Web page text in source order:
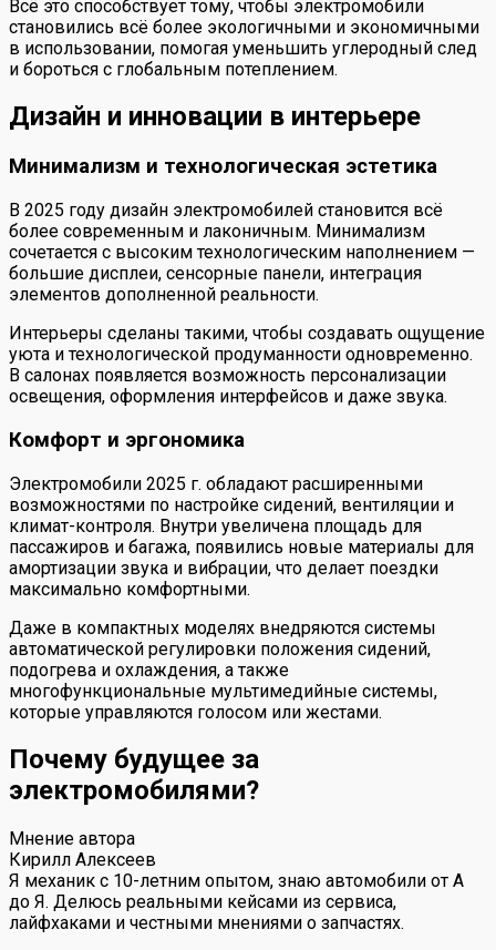
Всё это способствует тому, чтобы электромобили
становились всё более экологичными и экономичными
в использовании, помогая уменьшить углеродный след
и бороться с глобальным потеплением.
Дизайн и инновации в интерьере
Минимализм и технологическая эстетика
В 2025 году дизайн электромобилей становится всё
более современным и лаконичным. Минимализм
сочетается с высоким технологическим наполнением —
большие дисплеи, сенсорные панели, интеграция
элементов дополненной реальности.
Интерьеры сделаны такими, чтобы создавать ощущение
уюта и технологической продуманности одновременно.
В салонах появляется возможность персонализации
освещения, оформления интерфейсов и даже звука.
Комфорт и эргономика
Электромобили 2025 г. обладают расширенными
возможностями по настройке сидений, вентиляции и
климат-контроля. Внутри увеличена площадь для
пассажиров и багажа, появились новые материалы для
амортизации звука и вибрации, что делает поездки
максимально комфортными.
Даже в компактных моделях внедряются системы
автоматической регулировки положения сидений,
подогрева и охлаждения, а также
многофункциональные мультимедийные системы,
которые управляются голосом или жестами.
Почему будущее за
электромобилями?
Мнение автора
Кирилл Алексеев
Я механик с 10-летним опытом, знаю автомобили от А
до Я. Делюсь реальными кейсами из сервиса,
лайфхаками и честными мнениями о запчастях.